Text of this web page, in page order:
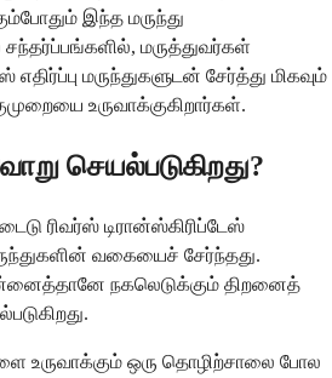
இந்த மருந்து
சந்தர்ப்பங்களில், மருத்துவர்கள்
மருந்துகளுடன் சேர்த்து மிகவும்
உருவாக்குகிறார்கள்.
செயல்படுகிறது?
ரிவர்ஸ் டிரான்ஸ்கிரிப்டேஸ்
வகையைச் சேர்ந்தது.
நகலெடுக்கும் திறனைத்
உருவாக்கும் ஒரு தொழிற்சாலை போல